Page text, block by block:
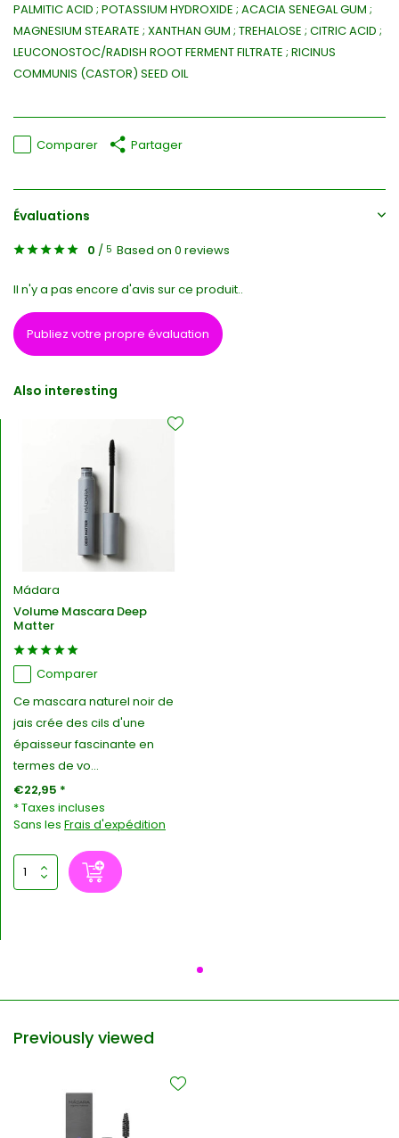
PALMITIC ACID ; POTASSIUM HYDROXIDE ; ACACIA SENEGAL GUM ;
MAGNESIUM STEARATE ; XANTHAN GUM ; TREHALOSE ; CITRIC ACID ;
LEUCONOSTOC/RADISH ROOT FERMENT FILTRATE ; RICINUS
COMMUNIS (CASTOR) SEED OIL
Comparer Partager
Évaluations
0 / 5 Based on 0 reviews
Il n'y a pas encore d'avis sur ce produit..
Publiez votre propre évaluation
Also interesting
Mádara
Volume Mascara Deep
Matter
Comparer
Ce mascara naturel noir de
jais crée des cils d'une
épaisseur fascinante en
termes de vo...
€22,95 *
* Taxes incluses
Sans les Frais d'expédition
Previously viewed